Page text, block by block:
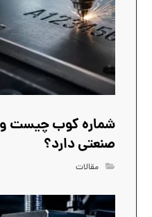
شماره کوب چیست و
صنعتی دارد؟
مقالات